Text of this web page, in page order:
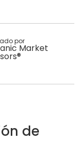
por
Market
de